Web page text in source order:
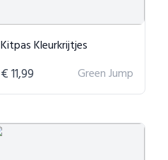
Kitpas Kleurkrijtjes
€ 11,99 Green Jump